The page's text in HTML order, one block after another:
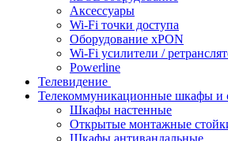
Аксессуары
Wi-Fi точки доступа
Оборудование хPON
Wi-Fi усилители /
Powerline
Телевидение
Телекоммуникационные шкафы и
Шкафы настенные
Открытые монтажные
Шкафы антивандальные